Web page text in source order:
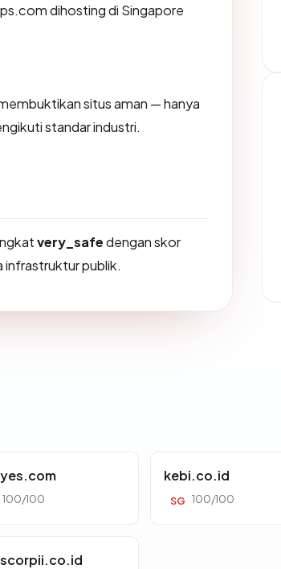
dihosting di Singapore
situs aman — hanya
standar industri.
very_safedengan skor
infrastruktur publik.
100/100
kebi.co.id
SG 100/100